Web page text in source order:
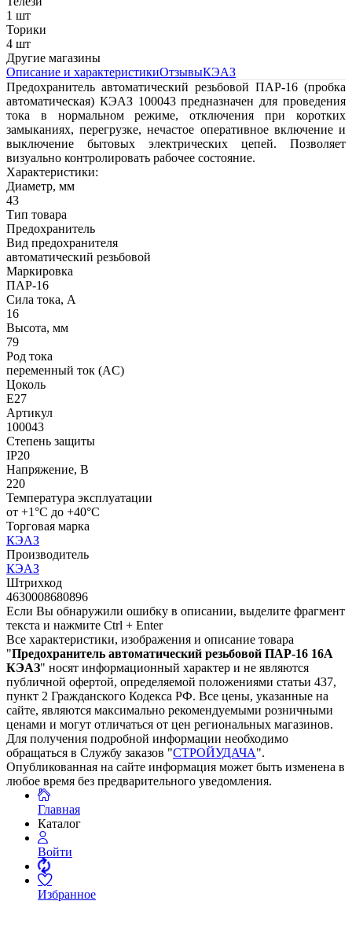
1 шт
Торики
4 шт
Другие магазины
Описание и характеристикиОтзывыКЭАЗ
Предохранитель автоматический резьбовой ПАР-16 (пробка
автоматическая) КЭАЗ 100043предназначен для проведения
тока в нормальном режиме, отключения при коротких
замыканиях, перегрузке, нечастое оперативное включение и
выключение бытовых электрических цепей. Позволяет
визуально контролировать рабочее состояние.
Характеристики:
Диаметр, мм
43
Тип товара
Предохранитель
Вид предохранителя
автоматический резьбовой
Маркировка
ПАР-16
Сила тока, А
16
Высота, мм
79
Род тока
переменный ток (AC)
Цоколь
E27
Артикул
100043
Степень защиты
IP20
Напряжение, В
220
Температура эксплуатации
от +1°С до +40°С
Торговая марка
КЭАЗ
Производитель
КЭАЗ
Штрихкод
4630008680896
Если Вы обнаружили ошибку в описании, выделите фрагмент
текста и нажмите Ctrl + Enter
Все характеристики, изображения и описание товара
"Предохранитель автоматический резьбовой ПАР-16 16А
КЭАЗ" носят информационный характер и не являются
публичной офертой, определяемой положениями статьи 437,
пункт 2 Гражданского Кодекса РФ. Все цены, указанные на
сайте, являются максимально рекомендуемыми розничными
ценами и могут отличаться от цен региональных магазинов.
Для получения подробной информации необходимо
обращаться в Службу заказов "СТРОЙУДАЧА".
Опубликованная на сайте информация может быть изменена в
любое время без предварительного уведомления.
Главная
Каталог
Войти
Избранное